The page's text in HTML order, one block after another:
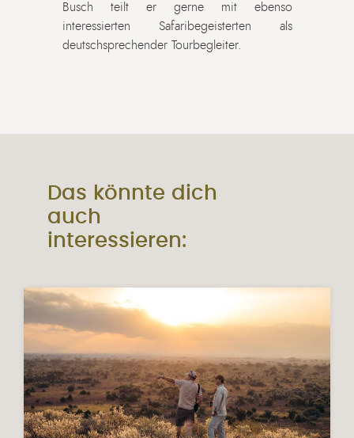
Busch teilt er gerne mit ebenso
interessierten Safaribegeisterten als
deutschsprechender Tourbegleiter.
Das könnte dich
auch
interessieren: